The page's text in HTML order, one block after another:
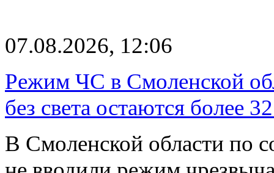
07.08.2026, 12:06
Режим ЧС в Смоленской
без света остаются более
В Смоленской области по